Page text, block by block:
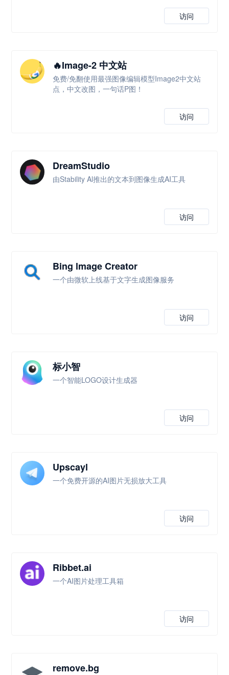
访问
🔥Image-2 中文站
免费/免翻使用最强图像编辑模型Image2中文站
点，中文改图，一句话P图！
访问
DreamStudio
由Stability Al推出的文本到图像生成AI工具
访问
Bing lmage Creator
一个由微软上线基于文字生成图像服务
访问
标小智
一个智能LOGO设计生成器
访问
Upscayl
一个免费开源的AI图片无损放大工具
访问
Ribbet.ai
一个AI图片处理工具箱
访问
remove.bg